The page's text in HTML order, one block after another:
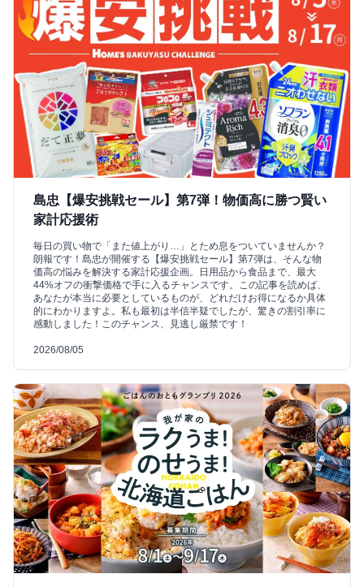
島忠【爆安挑戦セール】第7弾！物価高に勝つ賢い
家計応援術
毎日の買い物で「また値上がり…」とため息をついていませんか？
朗報です！島忠が開催する【爆安挑戦セール】第7弾は、そんな物
価高の悩みを解決する家計応援企画。日用品から食品まで、最大
44%オフの衝撃価格で手に入るチャンスです。この記事を読めば、
あなたが本当に必要としているものが、どれだけお得になるか具体
的にわかりますよ。私も最初は半信半疑でしたが、驚きの割引率に
感動しました！このチャンス、見逃し厳禁です！
2026/08/05